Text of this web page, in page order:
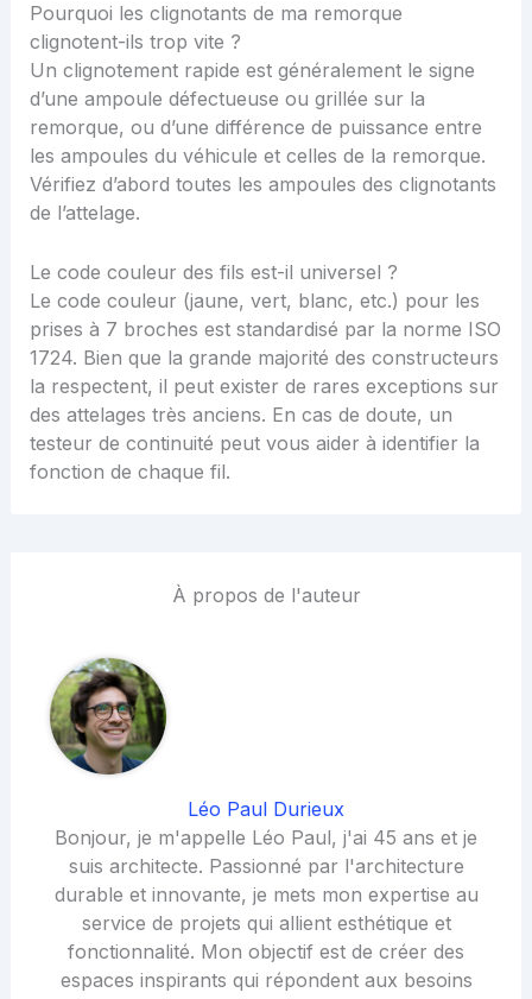
Pourquoi les clignotants de ma remorque
clignotent-ils trop vite ?
Un clignotement rapide est généralement le signe
d’une ampoule défectueuse ou grillée sur la
remorque, ou d’une différence de puissance entre
les ampoules du véhicule et celles de la remorque.
Vérifiez d’abord toutes les ampoules des clignotants
de l’attelage.
Le code couleur des fils est-il universel ?
Le code couleur (jaune, vert, blanc, etc.) pour les
prises à 7 broches est standardisé par la norme ISO
1724. Bien que la grande majorité des constructeurs
la respectent, il peut exister de rares exceptions sur
des attelages très anciens. En cas de doute, un
testeur de continuité peut vous aider à identifier la
fonction de chaque fil.
À propos de l'auteur
Léo Paul Durieux
Bonjour, je m'appelle Léo Paul, j'ai 45 ans et je
suis architecte. Passionné par l'architecture
durable et innovante, je mets mon expertise au
service de projets qui allient esthétique et
fonctionnalité. Mon objectif est de créer des
espaces inspirants qui répondent aux besoins